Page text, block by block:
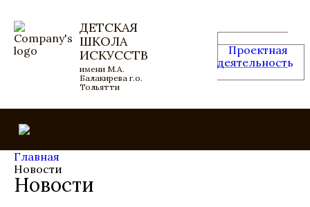
ДЕТСКАЯ
ШКОЛА
ИСКУССТВ
имени М.А.
Балакирева г.о.
Тольятти
Проектная
деятельность
Главная
Новости
Новости